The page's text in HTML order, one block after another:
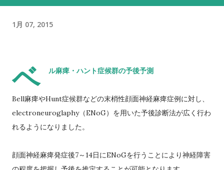
1月 07, 2015
ベ ル麻痺・ハント症候群の予後予測
Bell麻痺やHunt症候群などの末梢性顔面神経麻痺症例に対し、
electroneuroglaphy（ENoG）を用いた予後診断法が広く行わ
れるようになりました。
顔面神経麻痺発症後7～14日にENoGを行うことにより神経障害